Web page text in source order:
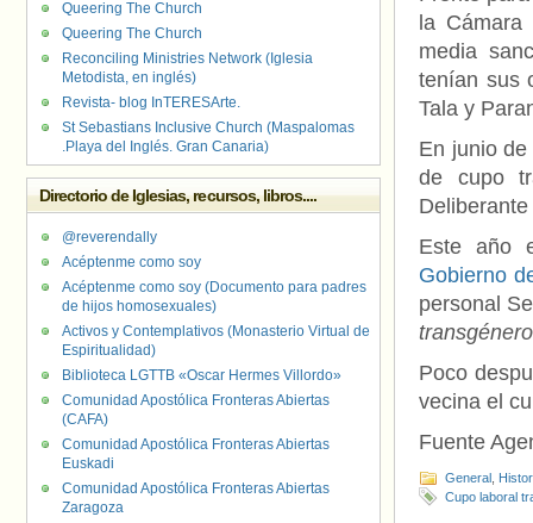
la
media
tenían sus
Tala y
En junio
de cupo
Este año
Gobierno
personal
Poco
vecina el
Fuente
General
Cupo laboral
Queering The Church
Queering The Church
Reconciling Ministries Network (Iglesia
Metodista, en inglés)
Revista- blog InTERESArte.
St Sebastians Inclusive Church (Maspalomas
.Playa del Inglés. Gran Canaria)
Directorio de Iglesias, recursos, libros....
@reverendally
Acéptenme como soy
Acéptenme como soy (Documento para padres
de hijos homosexuales)
Activos y Contemplativos (Monasterio Virtual de
Espiritualidad)
Biblioteca LGTTB «Oscar Hermes Villordo»
Comunidad Apostólica Fronteras Abiertas
(CAFA)
Comunidad Apostólica Fronteras Abiertas
Euskadi
Comunidad Apostólica Fronteras Abiertas
Zaragoza